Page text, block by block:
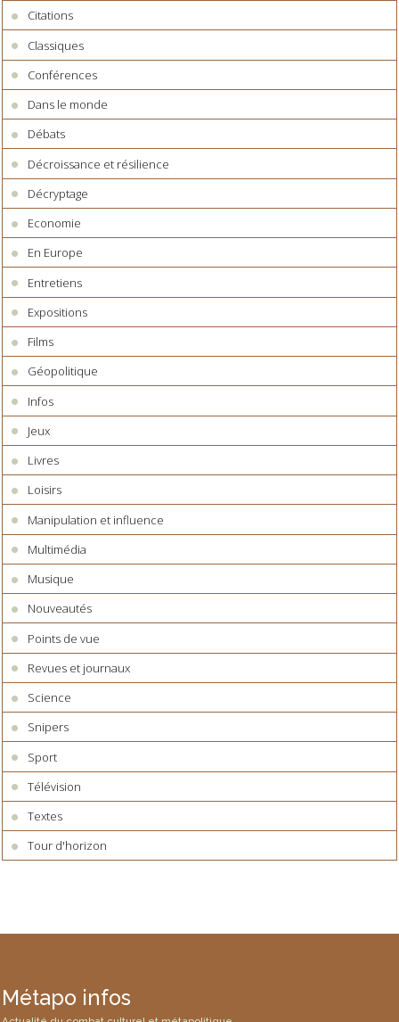
Citations
Classiques
Conférences
Dans le monde
Débats
Décroissance et résilience
Décryptage
Economie
En Europe
Entretiens
Expositions
Films
Géopolitique
Infos
Jeux
Livres
Loisirs
Manipulation et influence
Multimédia
Musique
Nouveautés
Points de vue
Revues et journaux
Science
Snipers
Sport
Télévision
Textes
Tour d'horizon
Métapo infos